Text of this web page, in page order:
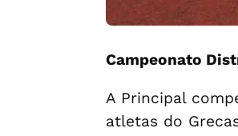
Campeonato
A Principal
atletas do